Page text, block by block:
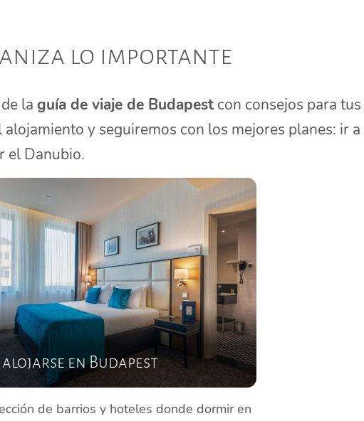
lo importante
la guía de viaje de Budapestcon consejos para tus
y seguiremos con los mejores planes: ir
el Danubio.
en Budapest
de barrios y hoteles donde dormir en